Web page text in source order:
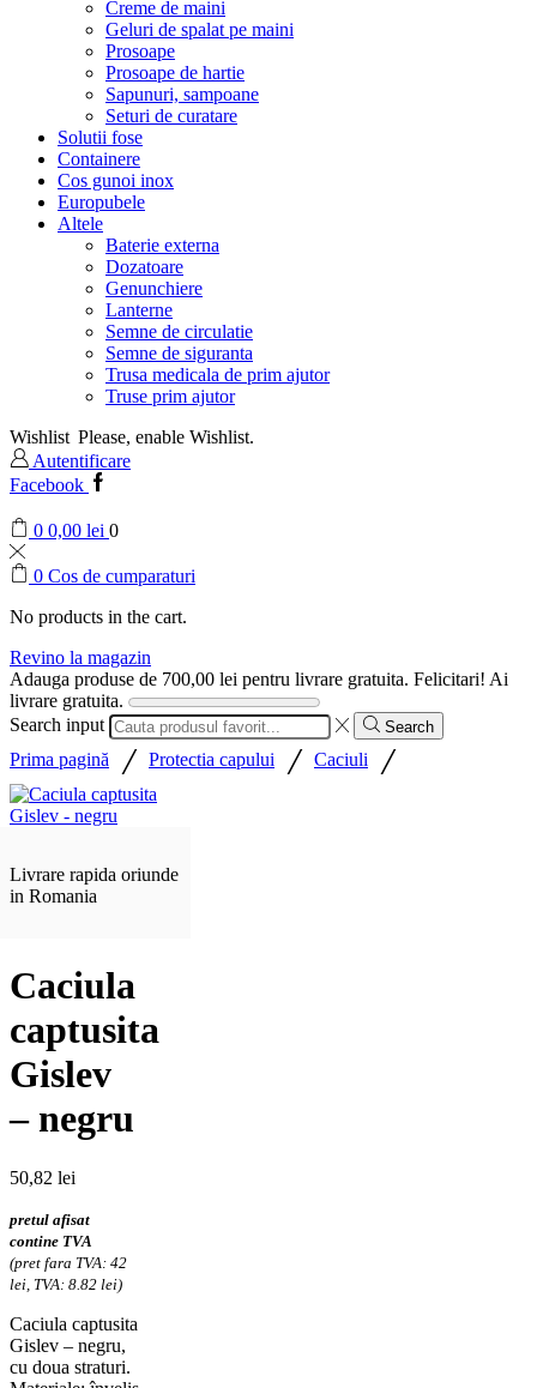
Creme de maini
Geluri de spalat pe maini
Prosoape
Prosoape de hartie
Sapunuri, sampoane
Seturi de curatare
Solutii fose
Containere
Cos gunoi inox
Europubele
Altele
Baterie externa
Dozatoare
Genunchiere
Lanterne
Semne de circulatie
Semne de siguranta
Trusa medicala de prim ajutor
Truse prim ajutor
Wishlist Please, enable Wishlist.
Autentificare
Facebook
0 0,00 lei 0
0 Cos de cumparaturi
No products in the cart.
Revino la magazin
Adauga produse de 700,00 lei pentru livrare gratuita. Felicitari! Ai
livrare gratuita.
Search input
Search
Prima pagină / Protectia capului / Caciuli /
Livrare rapida oriunde
in Romania
Caciula
captusita
Gislev
– negru
50,82 lei
pretul afisat
contine TVA
(pret fara TVA: 42
lei, TVA: 8.82 lei)
Caciula captusita
Gislev – negru,
cu doua straturi.